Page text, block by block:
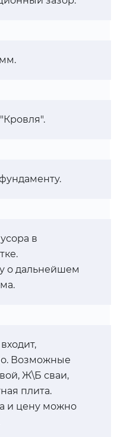
в
о дальнейшем
Возможные
Ж\Б сваи,
плита.
и цену можно